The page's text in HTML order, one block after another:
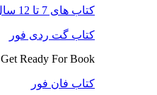
کتاب های 7 تا 12 سال
کتاب گت ردی فور
Get Ready For Book
کتاب فان فور